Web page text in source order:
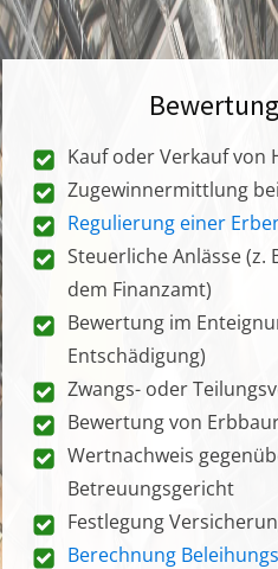
Kauf oder Verkauf von
Zugewinnermittlung
Regulierung einer
Steuerliche Anlässe (z.
dem Finanzamt)
Bewertung im
Entschädigung)
Zwangs- oder
Bewertung von
Wertnachweis
Betreuungsgericht
Festlegung
Berechnung